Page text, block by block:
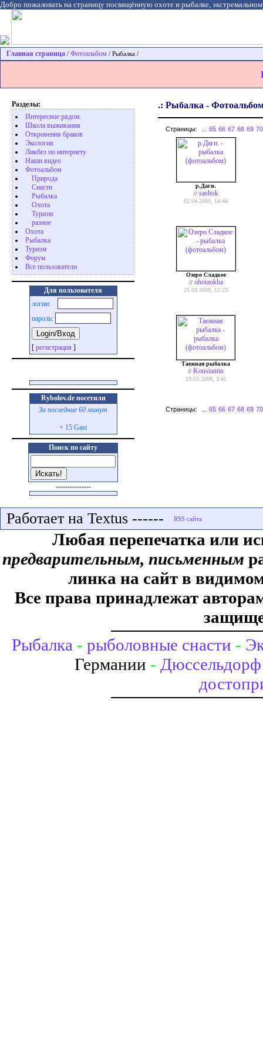
Добро пожаловать на страницу посвящённую охоте и рыбалке,
Главная страница / Фотоальбом / Рыбалка /
Разделы:
Интересное рядом.
Школа выживания
Откровения браков
Экология
Ликбез по интернету
Наши видео
Фотоальбом
Природа
Cнасти
Рыбалка
Охота
Туризм
разное
Охота
Pыбалка
Туризм
Форум
Все пользователи
Для пользователя
логин:
пароль:
[ регистрация ]
Rybolov.de посетили
За последние 60 минут
+ 15 Gast
Поиск по сайту
---------------
.: Рыбалка -
Страницы: 65 66 67 68 69 70
р.Даги.
// sashok
02.04.2009, 14:44
Озеро Сладкое
// ohotaokha
21.03.2009, 12:23
Таежная рыбалка
// Konstаntin
10.03.2009, 3:41
Страницы: 65 66 67 68 69 70
Работает на Textus ------
Любая перепечатка или
предварительным, письменным
линка на сайт в
Все права принадлежат
Рыбалка - рыболовные снасти -
Германии - Дюссельдорф